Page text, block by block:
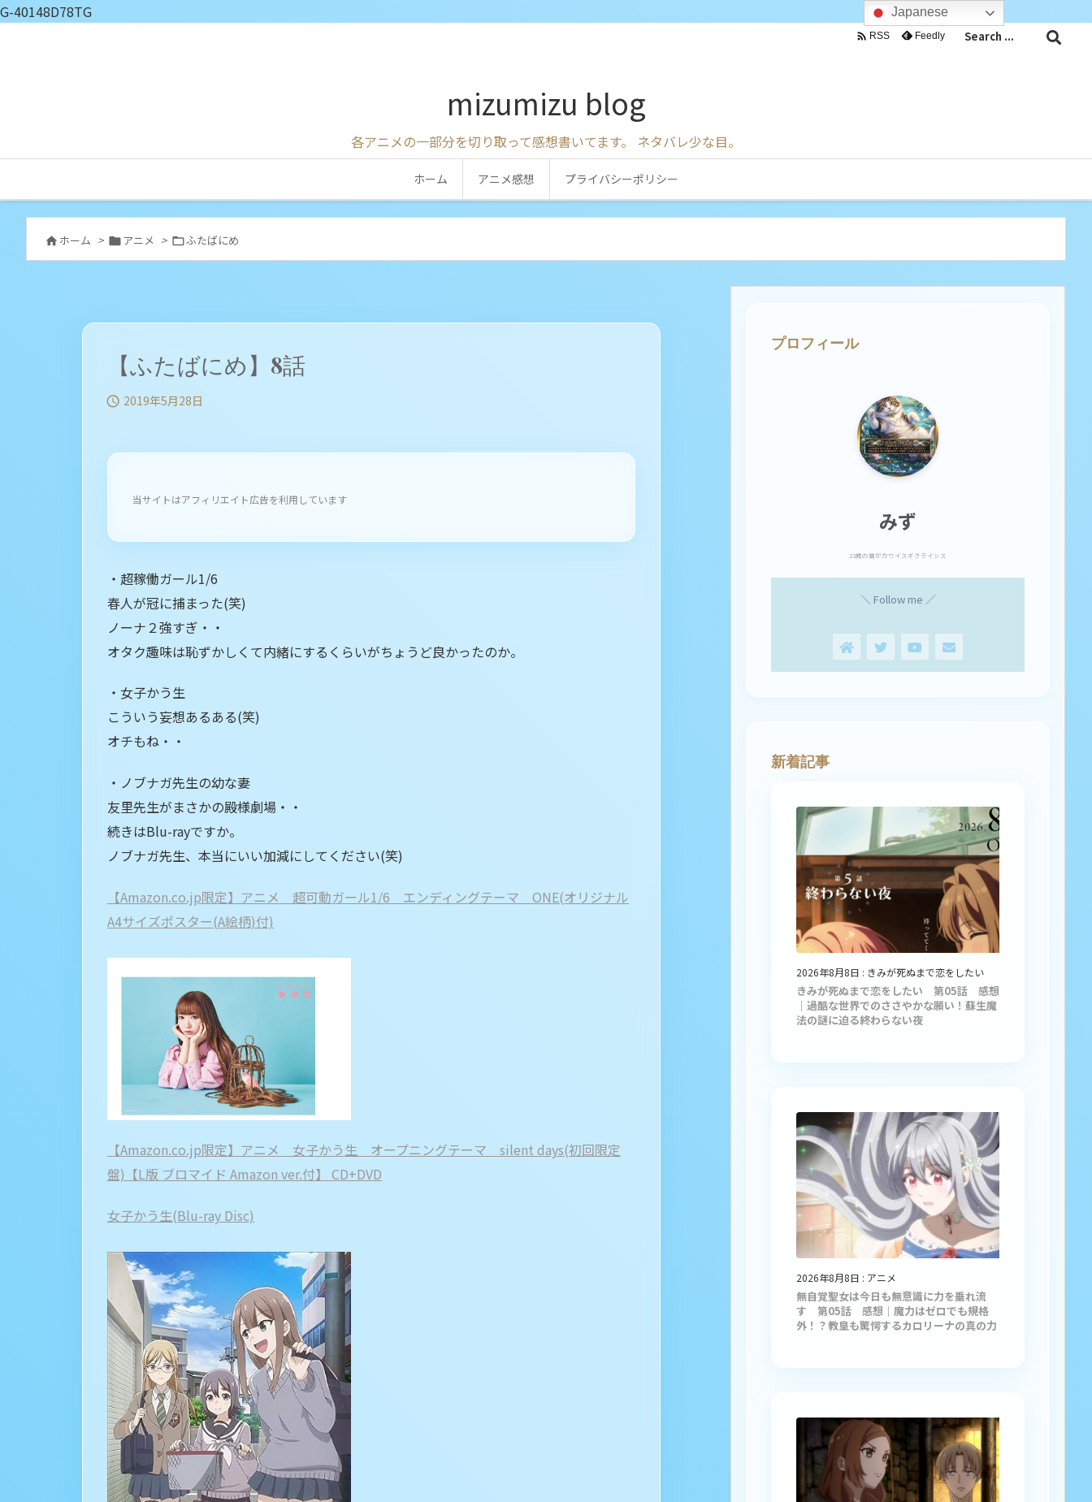
G-40148D78TG
mizumizu blog
各アニメの一部分を切り取って感想書いてます。 ネタバレ少な目。
ホーム アニメ感想 プライバシーポリシー
 RSS Feedly
 ホーム > アニメ > ふたばにめ
【ふたばにめ】8話
 2019年5月28日
当サイトはアフィリエイト広告を利用しています
・超稼働ガール1/6
春人が冠に捕まった(笑)
ノーナ２強すぎ・・
オタク趣味は恥ずかしくて内緒にするくらいがちょうど良かったのか。
・女子かう生
こういう妄想あるある(笑)
オチもね・・
・ノブナガ先生の幼な妻
友里先生がまさかの殿様劇場・・
続きはBlu-rayですか。
ノブナガ先生、本当にいい加減にしてください(笑)
【Amazon.co.jp限定】アニメ 超可動ガール1/6 エンディングテーマ ONE(オリジナル
A4サイズポスター(A絵柄)付)
【Amazon.co.jp限定】アニメ 女子かう生 オープニングテーマ silent days(初回限定
盤)【L版 ブロマイド Amazon ver.付】 CD+DVD
女子かう生(Blu-ray Disc)
プロフィール
みず
23歳の猫がカワイスギクライシス
＼ Follow me ／
新着記事
2026年8月8日 : きみが死ぬまで恋をしたい
きみが死ぬまで恋をしたい 第05話 感想
｜過酷な世界でのささやかな願い！蘇生魔
法の謎に迫る終わらない夜
2026年8月8日 : アニメ
無自覚聖女は今日も無意識に力を垂れ流
す 第05話 感想｜魔力はゼロでも規格
外！？教皇も驚愕するカロリーナの真の力
Japanese